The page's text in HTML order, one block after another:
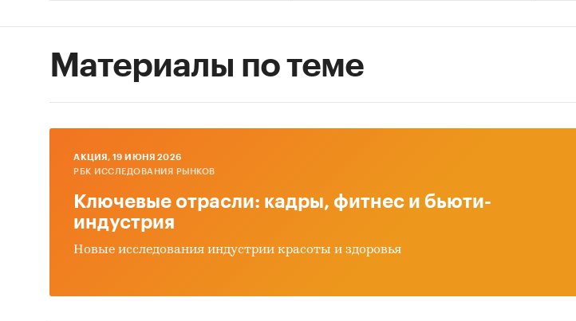
Материалы по теме
AКЦИЯ, 19 ИЮНЯ 2026
РБК ИССЛЕДОВАНИЯ РЫНКОВ
Ключевые отрасли: кадры, фитнес и бьюти-
индустрия
Новые исследования индустрии красоты и здоровья